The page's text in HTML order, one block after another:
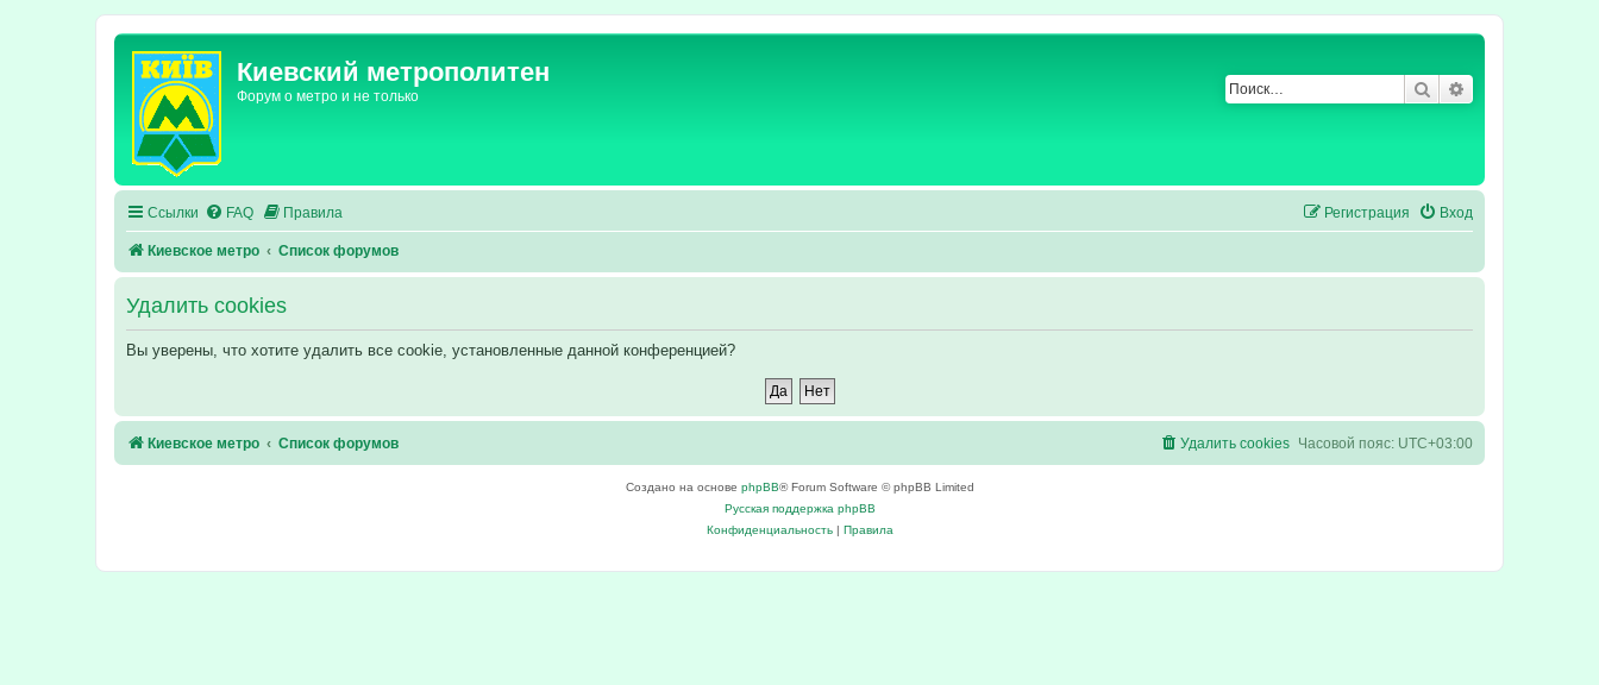
Киевский метрополитен
Форум о метро и не только Поиск
Ссылки FAQ Правила Вход
Регистрация
Киевское метро Список форумов
Удалить cookies
Вы уверены, что хотите удалить все cookie, установленные данной конференцией?
Киевское метро Список форумов Часовой пояс: UTC+03:00
Удалить cookies
Создано на основе phpBB® Forum Software © phpBB Limited
Русская поддержка phpBB
Конфиденциальность| Правила